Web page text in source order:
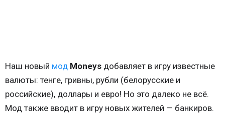
Наш новый мод Moneys добавляет в игру известные
валюты: тенге, гривны, рубли (белорусские и
российские), доллары и евро! Но это далеко не всё.
Мод также вводит в игру новых жителей — банкиров.